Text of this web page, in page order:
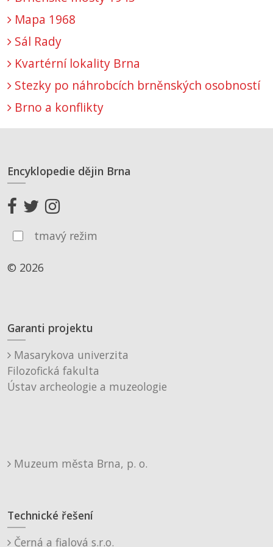
Mapa 1968
Sál Rady
Kvartérní lokality Brna
Stezky po náhrobcích brněnských osobností
Brno a konflikty
Encyklopedie dějin Brna
tmavý režim
© 2026
Garanti projektu
Masarykova univerzita
Filozofická fakulta
Ústav archeologie a muzeologie
Muzeum města Brna, p. o.
Technické řešení
Černá a fialová s.r.o.